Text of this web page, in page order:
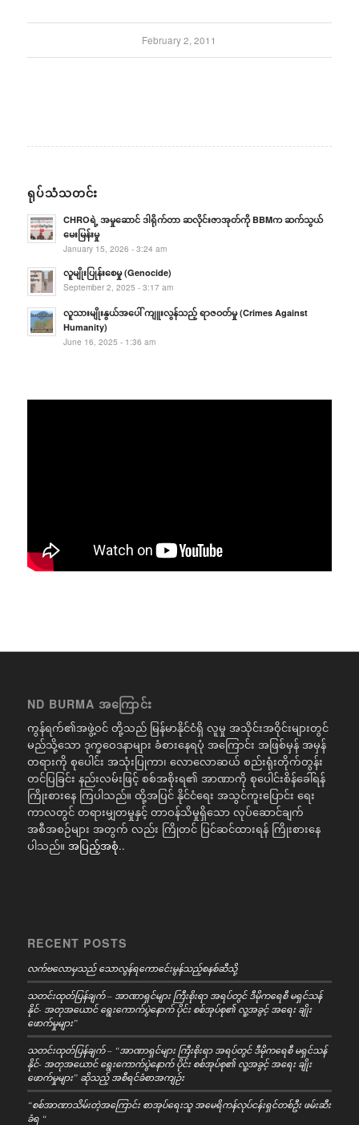
February 2, 2011
ရုပ်သံသတင်း
CHROရဲ့ အမှုဆောင် ဒါရိုက်တာ ဆလိုင်းဇာအုတ်ကို BBMက ဆက်သွယ်
မေးမြန်းမှု
January 15, 2026 - 3:24 am
လူမျိုးပြုန်းစေမှု (Genocide)
September 2, 2025 - 3:17 am
လူသားမျိုးနွယ်အပေါ် ကျူးလွန်သည့် ရာဇဝတ်မှု (Crimes Against
Humanity)
June 16, 2025 - 1:36 am
ND BURMA အကြောင်း
ကွန်ရက်၏အဖွဲ့ဝင် တို့သည် မြန်မာနိုင်ငံရှိ လူမှု အသိုင်းအဝိုင်းများတွင်
မည်သို့သော ဒုက္ခဝေဒနာများ ခံစားနေရပုံ အကြောင်း အဖြစ်မှန် အမှန်
တရားကို စုပေါင်း အသုံးပြုကာ၊ လောလောဆယ် စည်းရုံးတိုက်တွန်း
တင်ပြခြင်း နည်းလမ်းဖြင့် စစ်အစိုးရ၏ အာဏာကို စုပေါင်းစိန်ခေါ်ရန်
ကြိုးစားနေ ကြပါသည်။ ထို့အပြင် နိုင်ငံရေး အသွင်ကူးပြောင်း ရေး
ကာလတွင် တရားမျှတမှုနှင့် တာဝန်သိမှုရှိသော လုပ်ဆောင်ချက်
အစီအစဉ်များ အတွက် လည်း ကြိုတင် ပြင်ဆင်ထားရန် ကြိုးစားနေ
ပါသည်။ အပြည့်အစုံ..
RECENT POSTS
လက်ဗလောမှသည် သောလွန်ရကောင်ေးမွန်သည့်စနစ်ဆီသို့
သတင်းထုတ်ပြန်ချက် – အာဏာရှင်များ ကြီးစိုးရာ အရပ်တွင် ဒီမိုကရေစီ မရှင်သန်
နိုင်- အတုအယောင် ရွေးကောက်ပွဲနောက် ပိုင်း စစ်အုပ်စု၏ လူ့အခွင့် အရေး ချိုး
ဖောက်မှုများ”
သတင်းထုတ်ပြန်ချက် – “အာဏာရှင်များ ကြီးစိုးရာ အရပ်တွင် ဒီမိုကရေစီ မရှင်သန်
နိုင်- အတုအယောင် ရွေးကောက်ပွဲနောက် ပိုင်း စစ်အုပ်စု၏ လူ့အခွင့် အရေး ချိုး
ဖောက်မှုများ” ဆိုသည့် အစီရင်ခံစာအကျဉ်း
“စစ်အာဏာသိမ်းတဲ့အကြောင်း စာအုပ်ရေးသူ အမေရိကန်လုပ်ငန်းရှင်တစ်ဦး ဖမ်းဆီး
ခံရ “